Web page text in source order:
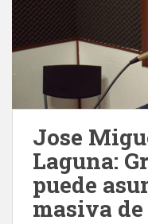
Jose
Laguna:
puede
masiva